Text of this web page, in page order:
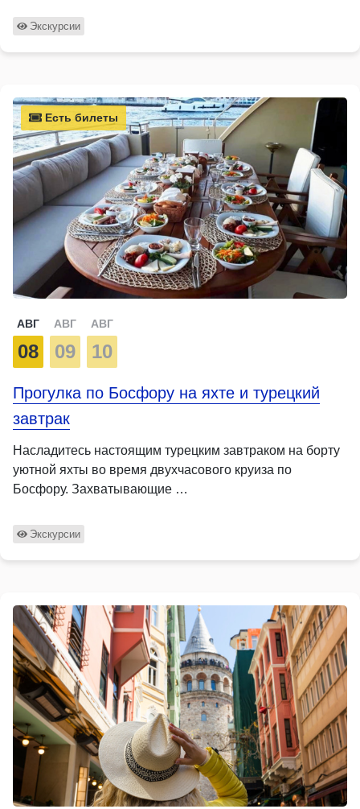
Экскурсии
Есть билеты
АВГ
08
АВГ
09
АВГ
10
Прогулка по Босфору на яхте и турецкий
завтрак
Насладитесь настоящим турецким завтраком на борту
уютной яхты во время двухчасового круиза по
Босфору. Захватывающие …
Экскурсии